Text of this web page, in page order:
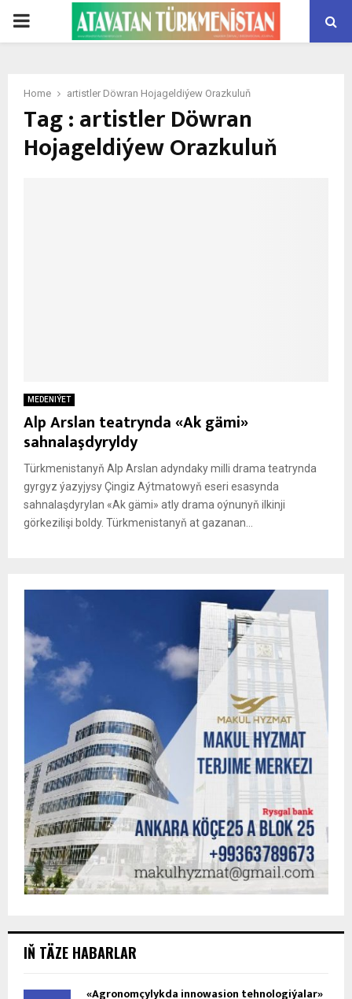
PRIMARY
Home artistler Döwran Hojageldiýew Orazkuluň
Tag : artistler Döwran
Hojageldiýew Orazkuluň
MEDENIÝET
Alp Arslan teatrynda «Ak gämi»
sahnalaşdyryldy
Türkmenistanyň Alp Arslan adyndaky milli drama teatrynda
gyrgyz ýazyjysy Çingiz Aýtmatowyň eseri esasynda
sahnalaşdyrylan «Ak gämi» atly drama oýnunyň ilkinji
görkezilişi boldy. Türkmenistanyň at gazanan...
IŇ TÄZE HABARLAR
«Agronomçylykda innowasion tehnologiýalar»